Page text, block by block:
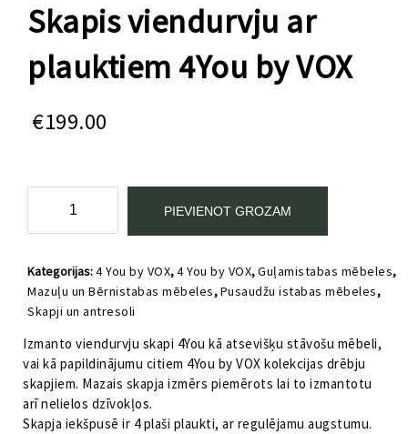
Skapis viendurvju ar
plauktiem 4You by VOX
€199.00
viendurvju
ar
4You
by
VOX
daudzums
PIEVIENOT GROZAM
Kategorijas:4 You by VOX,4 You by VOX,Guļamistabas mēbeles,
Mazuļu un Bērnistabas mēbeles,Pusaudžu istabas mēbeles,
Skapji un antresoli
Izmanto viendurvju skapi 4You kā atsevišķu stāvošu mēbeli,
vai kā papildinājumu citiem 4You by VOX kolekcijas drēbju
skapjiem. Mazais skapja izmērs piemērots lai to izmantotu
arī nelielos dzīvokļos.
Skapja iekšpusē ir 4 plaši plaukti, ar regulējamu augstumu.